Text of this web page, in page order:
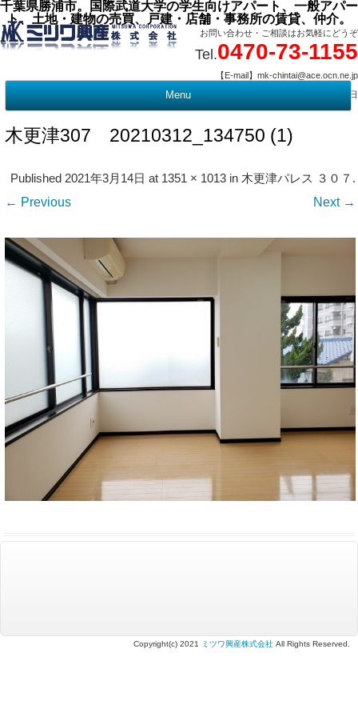
千葉県勝浦市。国際武道大学の学生向けアパート、一般アパー
ト、土地・建物の売買、戸建・店舗・事務所の賃貸、仲介。
お問い合わせ・ご相談はお気軽にどうぞ
Tel.0470-73-1155
【E-mail】mk-chintai@ace.ocn.ne.jp
【営業時間】09:00 ～ 17:15 【定 休 日】水曜・祭日
Menu
木更津307 20210312_134750 (1)
Published2021年3月14日 at 1351 × 1013 in木更津パレス ３０７ .
← Previous Next →
Copyright(c) 2021 ミツワ興産株式会社 All Rights Reserved.